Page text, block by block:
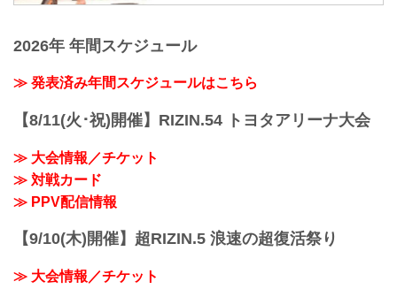
2026年 年間スケジュール
≫ 発表済み年間スケジュールはこちら
【8/11(火･祝)開催】RIZIN.54 トヨタアリーナ大会
≫ 大会情報／チケット
≫ 対戦カード
≫ PPV配信情報
【9/10(木)開催】超RIZIN.5 浪速の超復活祭り
≫ 大会情報／チケット